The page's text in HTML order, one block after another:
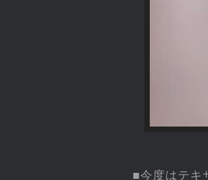
■今度はテキ